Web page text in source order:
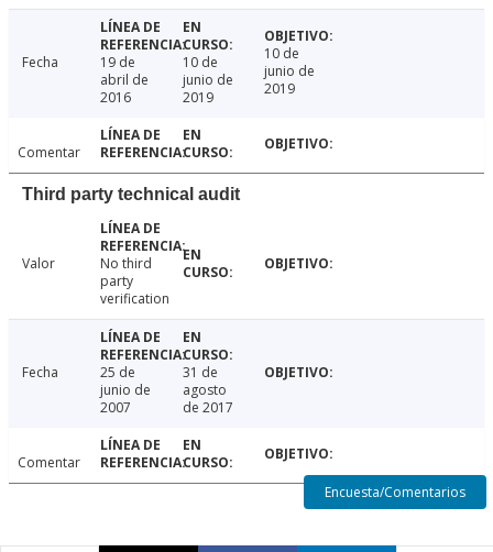
Fecha
19 de
abril de
2016
10 de
junio de
2019
10 de
junio de
2019
Comentar
Third party technical audit
Valor
No third
party
verification
Fecha
25 de
junio de
2007
31 de
agosto
de 2017
Comentar
Encuesta/Comentarios